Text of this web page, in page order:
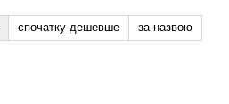
спочатку дешевше за назвою